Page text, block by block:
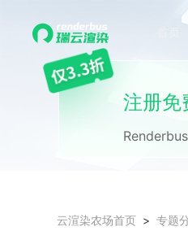
注册免
云渲染农场首页 专题